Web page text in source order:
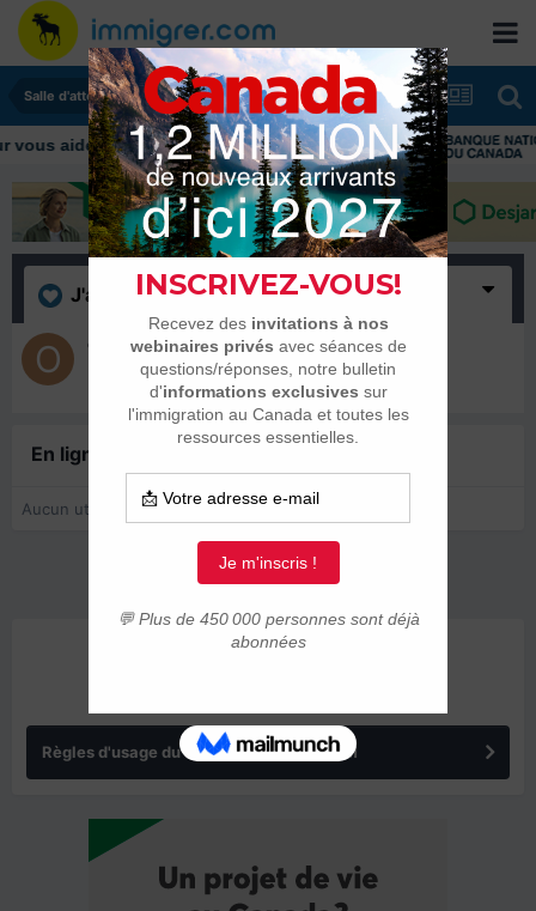
Salle d'attente - échanges de dates
aider tout au long de votre transition
J'aime (1)
optimum
30 janvier 2016
En ligne récemment
Aucun utilisateur enregistré regarde cette page.
Règles d'usage du forum IMMIGRER.COM